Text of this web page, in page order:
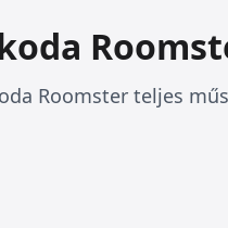
Roomster teljes